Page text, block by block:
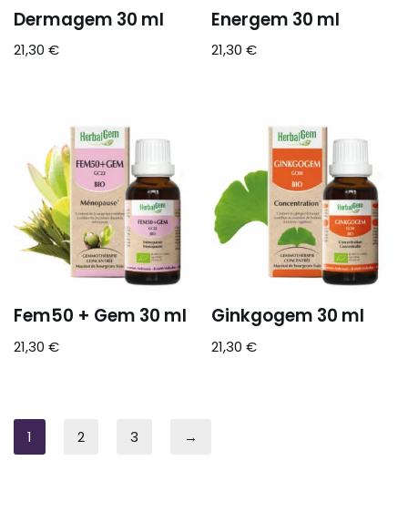
Dermagem 30 ml
21,30 €
Energem 30 ml
21,30€
Fem50 + Gem 30 ml
21,30 €
Ginkgogem 30 ml
21,30€
1 2 3 →